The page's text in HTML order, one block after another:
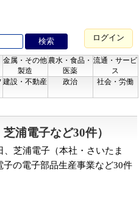
ログイン
金属・その他
製造
農水・食品・
医薬
流通・サービ
ス
建設・不動産 政治 社会・労働
浦電子など30件）
芝浦電子（本社・さいたま
の電子部品生産事業など30件